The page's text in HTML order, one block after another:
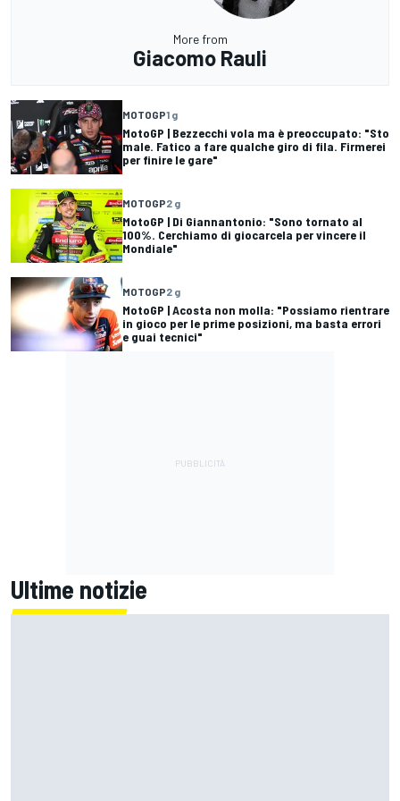
More from
Giacomo Rauli
MOTOGP1 g
MotoGP | Bezzecchi vola ma è preoccupato: "Sto
male. Fatico a fare qualche giro di fila. Firmerei
per finire le gare"
MOTOGP2 g
MotoGP | Di Giannantonio: "Sono tornato al
100%. Cerchiamo di giocarcela per vincere il
Mondiale"
MOTOGP2 g
MotoGP | Acosta non molla: "Possiamo rientrare
in gioco per le prime posizioni, ma basta errori
e guai tecnici"
Ultime notizie